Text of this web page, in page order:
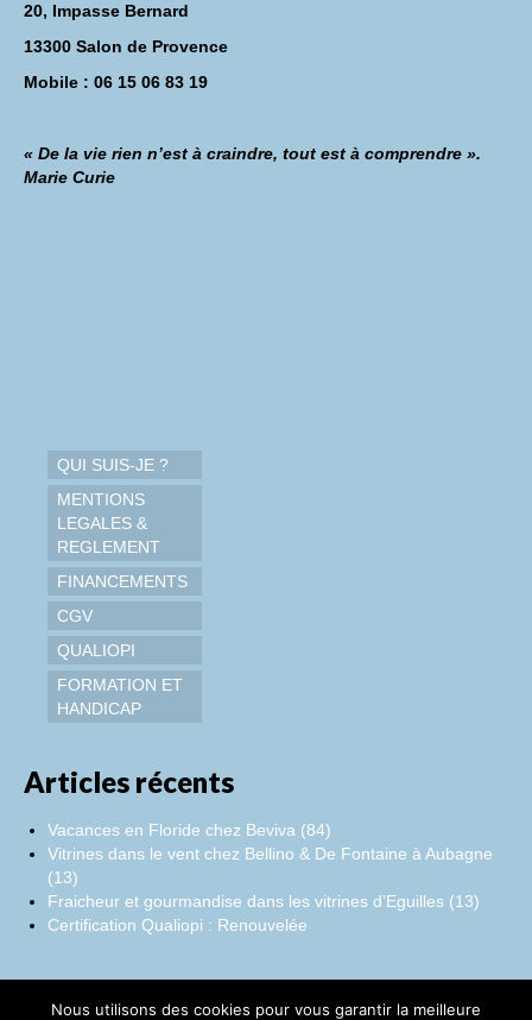
20, Impasse Bernard
13300 Salon de Provence
Mobile : 06 15 06 83 19
« De la vie rien n’est à craindre, tout est à comprendre ».
Marie Curie
QUI SUIS-JE ?
MENTIONS
LEGALES &
REGLEMENT
FINANCEMENTS
CGV
QUALIOPI
FORMATION ET
HANDICAP
Articles récents
Vacances en Floride chez Beviva (84)
Vitrines dans le vent chez Bellino & De Fontaine à Aubagne
(13)
Fraicheur et gourmandise dans les vitrines d’Eguilles (13)
Certification Qualiopi : Renouvelée
Nous utilisons des cookies pour vous garantir la meilleure